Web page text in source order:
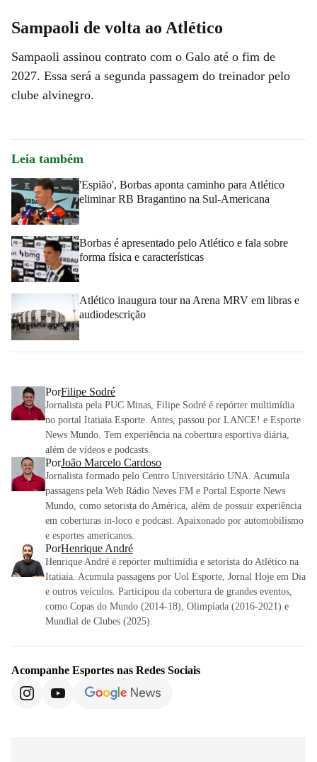
Sampaoli de volta ao Atlético
Sampaoli assinou contrato com o Galo até o fim de
2027. Essa será a segunda passagem do treinador pelo
clube alvinegro.
Leia também
'Espião', Borbas aponta caminho para Atlético
eliminar RB Bragantino na Sul-Americana
Borbas é apresentado pelo Atlético e fala sobre
forma física e características
Atlético inaugura tour na Arena MRV em libras e
audiodescrição
PorFilipe Sodré
Jornalista pela PUC Minas, Filipe Sodré é repórter multimídia
no portal Itatiaia Esporte. Antes, passou por LANCE! e Esporte
News Mundo. Tem experiência na cobertura esportiva diária,
além de vídeos e podcasts.
PorJoão Marcelo Cardoso
Jornalista formado pelo Centro Universitário UNA. Acumula
passagens pela Web Rádio Neves FM e Portal Esporte News
Mundo, como setorista do América, além de possuir experiência
em coberturas in-loco e podcast. Apaixonado por automobilismo
e esportes americanos.
PorHenrique André
Henrique André é repórter multimídia e setorista do Atlético na
Itatiaia. Acumula passagens por Uol Esporte, Jornal Hoje em Dia
e outros veículos. Participou da cobertura de grandes eventos,
como Copas do Mundo (2014-18), Olimpíada (2016-2021) e
Mundial de Clubes (2025).
Acompanhe Esportes nas Redes Sociais